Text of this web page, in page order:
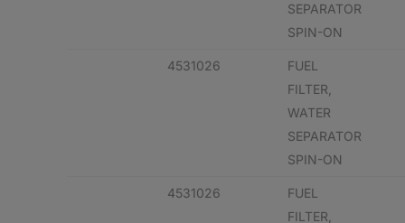
SEPARATOR
SPIN-ON
4531026
FUEL
FILTER,
WATER
SEPARATOR
SPIN-ON
4531026
FUEL
FILTER,